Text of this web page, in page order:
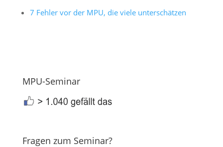
7 Fehler vor der MPU, die viele unterschätzen
MPU-Seminar
Fragen zum Seminar?